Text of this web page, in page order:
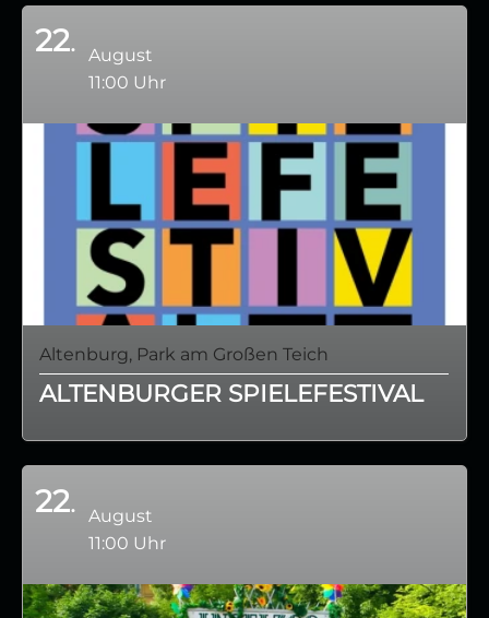
22
August
11:00 Uhr
Altenburg, Park am Großen Teich
ALTENBURGER SPIELEFESTIVAL
22
August
11:00 Uhr